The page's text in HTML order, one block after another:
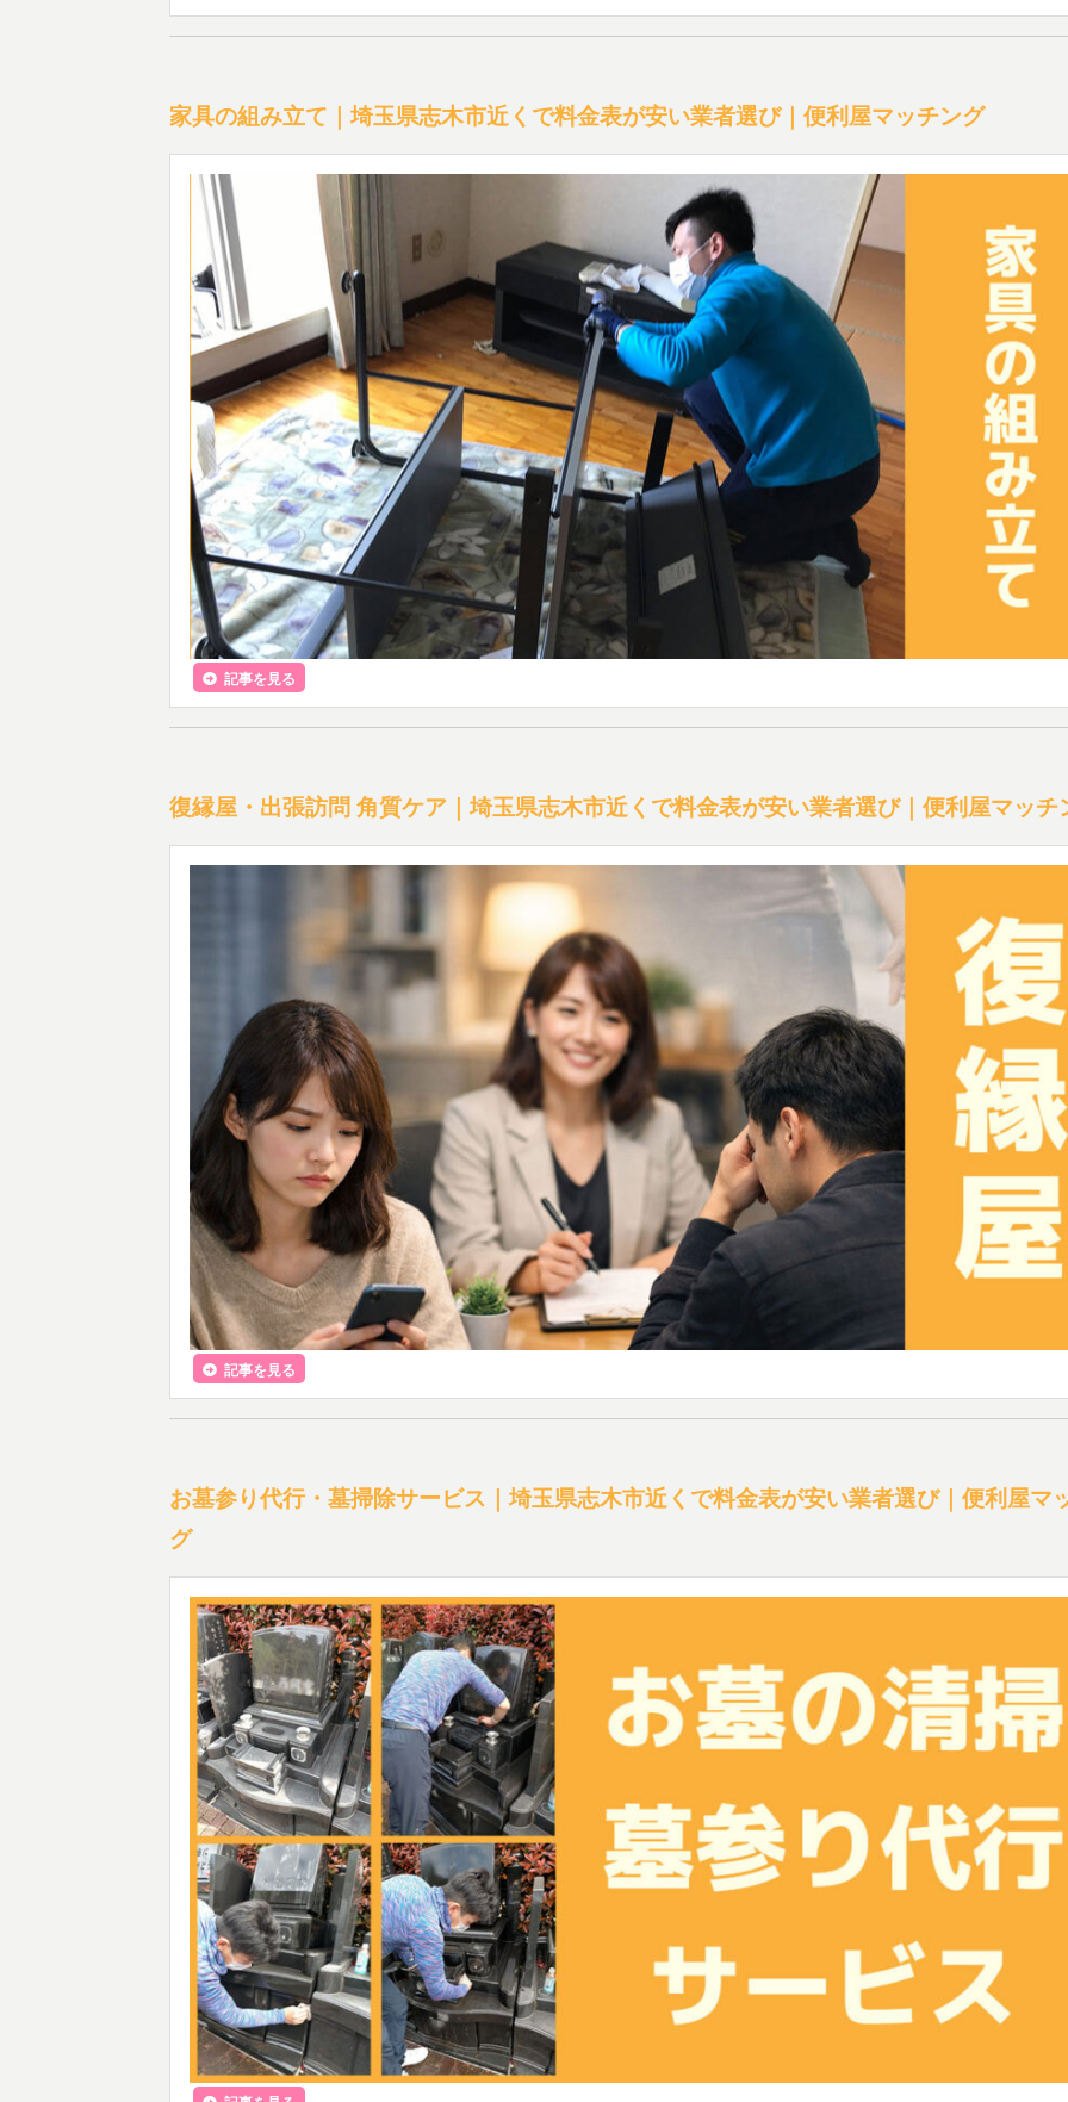
家具の組み立て｜埼玉県志木市近くで料金表が安い業者選び｜便利屋マッチング
記事を見る
復縁屋・出張訪問 角質ケア｜埼玉県志木市近くで料金表が安い業者選び｜便利屋マッチ
記事を見る
お墓参り代行・墓掃除サービス｜埼玉県志木市近くで料金表が安い業者選び｜便利屋マ
グ